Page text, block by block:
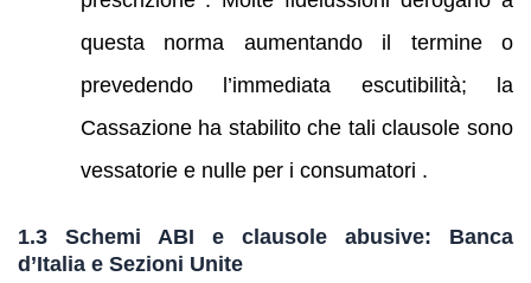
questa norma aumentando il termine o
prevedendo l’immediata escutibilità; la
Cassazione ha stabilito che tali clausole sono
vessatorie e nulle per i consumatori .
1.3 Schemi ABI e clausole abusive: Banca
d’Italia e Sezioni Unite